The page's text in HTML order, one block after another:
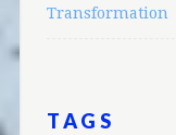
Transformation
TAGS